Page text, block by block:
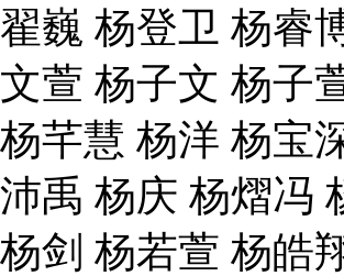
巍 杨登卫 杨睿
萱 杨子文 杨子
芊慧 杨洋 杨宝
禹 杨庆 杨熠冯
剑 杨若萱 杨皓